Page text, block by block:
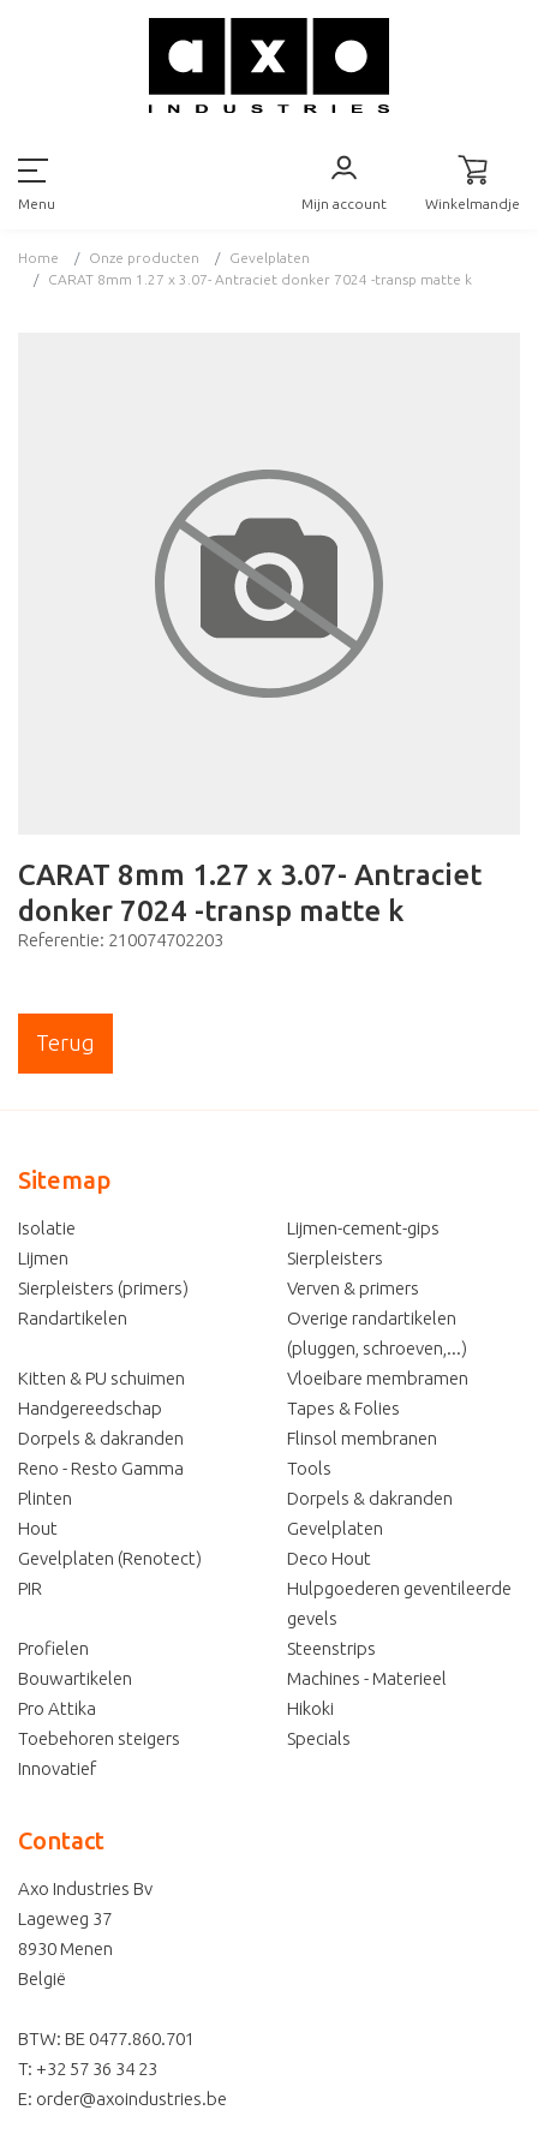
Menu Mijn account Winkelmandje
Home Onze producten
Gevelplaten
CARAT 8mm 1.27 x 3.07- Antraciet donker 7024 -transp matte k
CARAT 8mm 1.27 x 3.07- Antraciet
donker 7024 -transp matte k
Referentie: 210074702203
Terug
Sitemap
Isolatie
Lijmen-cement-gips
Lijmen
Sierpleisters
Sierpleisters (primers)
Verven & primers
Randartikelen
Overige randartikelen
(pluggen, schroeven,...)
Kitten & PU schuimen
Vloeibare membramen
Handgereedschap
Tapes & Folies
Dorpels & dakranden
Flinsol membranen
Reno - Resto Gamma
Tools
Plinten
Dorpels & dakranden
Hout
Gevelplaten
Gevelplaten (Renotect)
Deco Hout
PIR
Hulpgoederen geventileerde
gevels
Profielen
Steenstrips
Bouwartikelen
Machines - Materieel
Pro Attika
Hikoki
Toebehoren steigers
Specials
Innovatief
Contact
Axo Industries Bv
Lageweg 37
8930 Menen
België
BTW: BE 0477.860.701
T: +32 57 36 34 23
E: order@axoindustries.be